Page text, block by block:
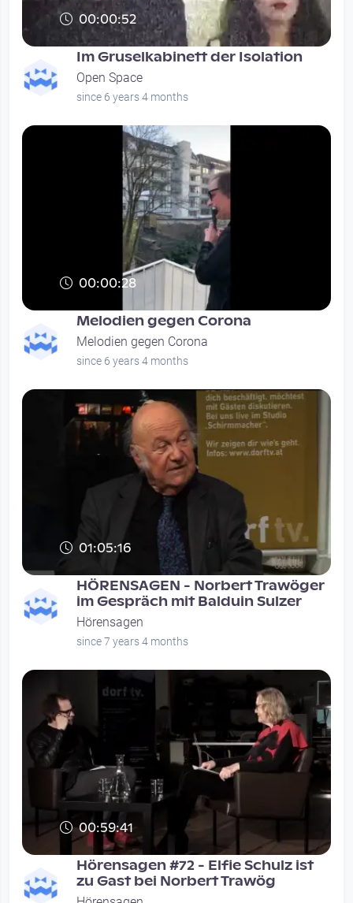
00:00:52
Im Gruselkabinett der Isolation
Open Space
since 6 years 4 months
00:00:28
Melodien gegen Corona
Melodien gegen Corona
since 6 years 4 months
01:05:16
HÖRENSAGEN - Norbert Trawöger
im Gespräch mit Balduin Sulzer
Hörensagen
since 7 years 4 months
00:59:41
Hörensagen #72 - Elfie Schulz ist
zu Gast bei Norbert Trawög